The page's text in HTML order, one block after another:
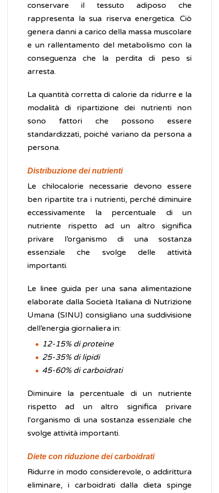
conservare il tessuto adiposo che
rappresenta la sua riserva energetica. Ciò
genera danni a carico della massa muscolare
e un rallentamento del metabolismo con la
conseguenza che la perdita di peso si
arresta.
La quantità corretta di calorie da ridurre e la
modalità di ripartizione dei nutrienti non
sono fattori che possono essere
standardizzati, poiché variano da persona a
persona.
Distribuzione dei nutrienti
Le chilocalorie necessarie devono essere
ben ripartite tra i nutrienti, perché diminuire
eccessivamente la percentuale di un
nutriente rispetto ad un altro significa
privare l’organismo di una sostanza
essenziale che svolge delle attività
importanti.
Le linee guida per una sana alimentazione
elaborate dalla Società Italiana di Nutrizione
Umana (SINU) consigliano una suddivisione
dell’energia giornaliera in:
12-15% di proteine
25-35% di lipidi
45-60% di carboidrati
Diminuire la percentuale di un nutriente
rispetto ad un altro significa privare
l'organismo di una sostanza essenziale che
svolge attività importanti.
Diete con riduzione dei carboidrati
Ridurre in modo considerevole, o addirittura
eliminare, i carboidrati dalla dieta spinge